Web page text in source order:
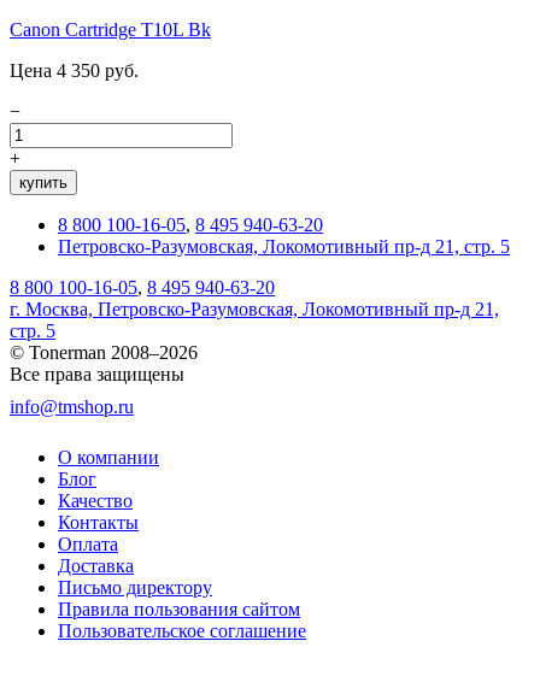
Canon Cartridge T10L Bk
Цена 4 350 руб.
−
+
купить
8 800 100-16-05, 8 495 940-63-20
Петровско-Разумовская, Локомотивный пр-д 21, стр. 5
8 800 100-16-05, 8 495 940-63-20
г. Москва, Петровско-Разумовская, Локомотивный пр-д 21,
стр. 5
© Tonerman 2008–2026
Все права защищены
info@tmshop.ru
О компании
Блог
Качество
Контакты
Оплата
Доставка
Письмо директору
Правила пользования сайтом
Пользовательское соглашение